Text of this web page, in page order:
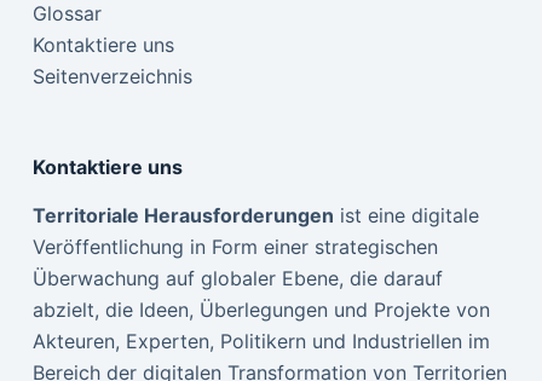
Glossar
Kontaktiere uns
Seitenverzeichnis
Kontaktiere uns
Territoriale Herausforderungen ist eine digitale
Veröffentlichung in Form einer strategischen
Überwachung auf globaler Ebene, die darauf
abzielt, die Ideen, Überlegungen und Projekte von
Akteuren, Experten, Politikern und Industriellen im
Bereich der digitalen Transformation von Territorien